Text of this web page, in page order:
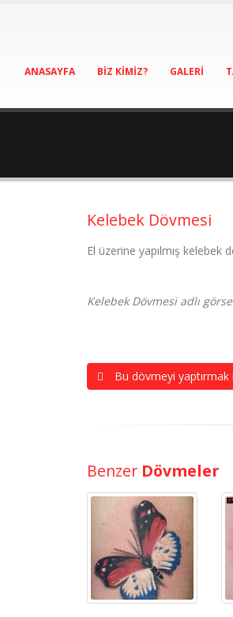
ANASAYFA BİZ KİMİZ? GALERİ
Kelebek Dövmesi
El üzerine yapılmış kelebek
Kelebek Dövmesi adlı
Bu dövmeyi
Benzer Dövmeler